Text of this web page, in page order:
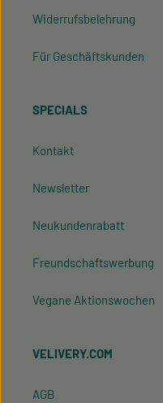
Widerrufsbelehrung
Für Geschäftskunden
SPECIALS
Kontakt
Newsletter
Neukundenrabatt
Freundschaftswerbung
Vegane Aktionswochen
VELIVERY.COM
AGB